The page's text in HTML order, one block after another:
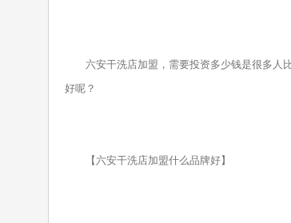
六安干洗店加盟，需要投资多少钱是很多人比
好呢？
【六安干洗店加盟什么品牌好】